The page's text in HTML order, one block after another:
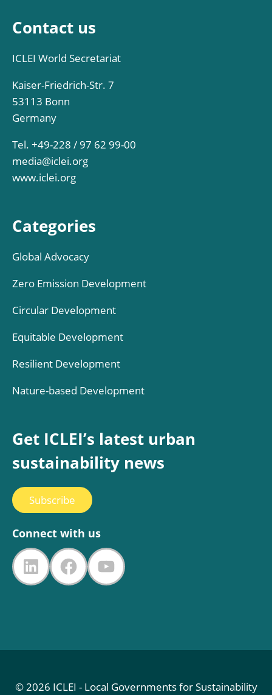
Contact us
ICLEI World Secretariat
Kaiser-Friedrich-Str. 7
53113 Bonn
Germany
Tel. +49-228 / 97 62 99-00
media@iclei.org
www.iclei.org
Categories
Global Advocacy
Zero Emission Development
Circular Development
Equitable Development
Resilient Development
Nature-based Development
Get ICLEI’s latest urban
sustainability news
Subscribe
Connect with us
LinkedIn
FacebookYouTube
© 2026 ICLEI - Local Governments for Sustainability